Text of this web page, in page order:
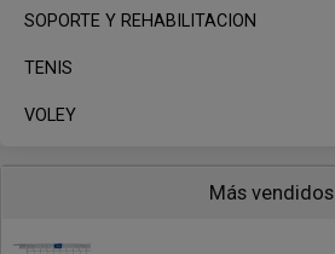
SOPORTE Y REHABILITACION
TENIS
VOLEY
Más vendidos